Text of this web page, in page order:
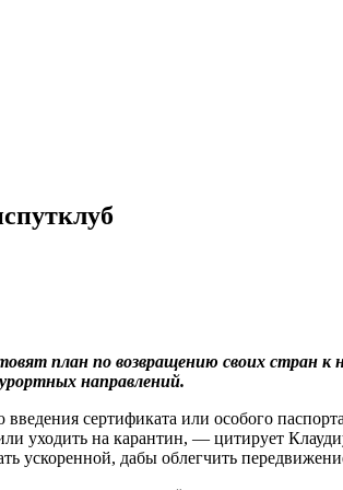
план по возвращению своих стран
направлений.
сертификата или особого
уходить на карантин, — цитирует
ускоренной, дабы облегчить